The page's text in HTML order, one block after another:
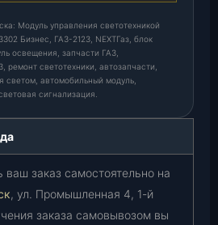
Модуль управления светотехникой
Бизнес, ГАЗ-2123, NEXTГаз, блок
освещения, запчасти ГАЗ,
ремонт светотехники, автозапчасти,
светом, автомобильный модуль,
сигнализация.
заказ самостоятельно на
, ул. Промышленная 4, 1-й
заказа самовывозом вы